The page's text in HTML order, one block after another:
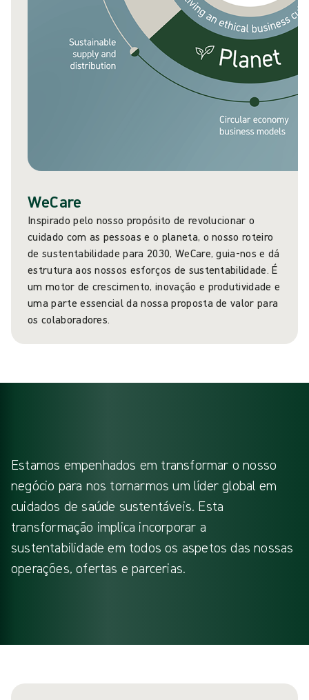
WeCare
Inspirado pelo nosso propósito de revolucionar o
cuidado com as pessoas e o planeta, o nosso roteiro
de sustentabilidade para 2030, WeCare, guia-nos e dá
estrutura aos nossos esforços de sustentabilidade. É
um motor de crescimento, inovação e produtividade e
uma parte essencial da nossa proposta de valor para
os colaboradores.
Estamos empenhados em transformar o nosso
negócio para nos tornarmos um líder global em
cuidados de saúde sustentáveis. Esta
transformação implica incorporar a
sustentabilidade em todos os aspetos das nossas
operações, ofertas e parcerias.